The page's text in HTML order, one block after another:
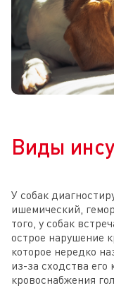
Виды
У собак
ишемический,
того, у собак
острое нарушение
которое нередко
из-за сходства
кровоснабжения